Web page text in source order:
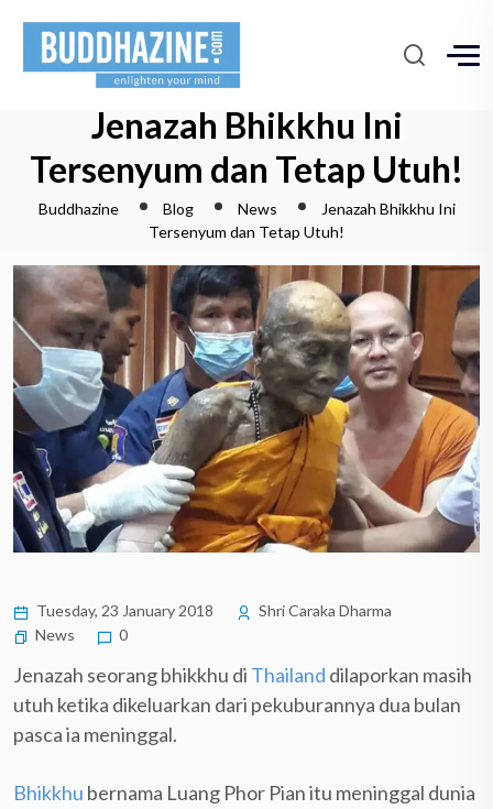
Jenazah Bhikkhu Ini
Tersenyum dan Tetap Utuh!
Buddhazine Blog News
Jenazah Bhikkhu Ini
Tersenyum dan Tetap Utuh!
Tuesday, 23 January 2018
Shri Caraka Dharma
News
0
Jenazah seorang bhikkhu di Thailand dilaporkan masih
utuh ketika dikeluarkan dari pekuburannya dua bulan
pasca ia meninggal.
Bhikkhu bernama Luang Phor Pian itu meninggal dunia